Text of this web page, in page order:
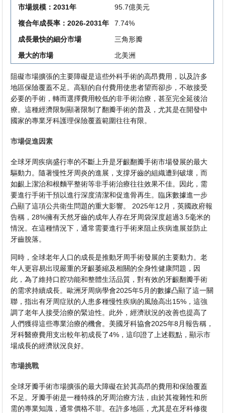
市場規模：2031年
95.7億美元
複合年成長率：2026-2031年
7.74%
成長最快的細分市場
三角形瓣
最大的市場
北美洲
阻礙市場擴張的主要障礙是這些外科手術的高昂費用，以及許多
地區保險覆蓋不足。高額的自付費用使患者望而卻步，不敢接受
必要的手術，轉而選擇費用較低的非手術治療，甚至完全延後治
療。這種經濟限制顯著限制了翻瓣手術的普及，尤其是在開發中
國家的專業牙科護理保險覆蓋範圍往往有限。
市場促進因素
全球牙周疾病盛行率的不斷上升是牙齦翻瓣手術市場發展的最大
驅動力。隨著慢性牙周炎的進展，支撐牙齒的組織遭到破壞，而
如齦上潔治和根麵平整術等非手術治療往往效果不佳。因此，需
要進行手術干預以進行深度清潔和促進骨再生。臨床數據進一步
凸顯了這項公共衛生問題的重大影響。 2025年12月，英國政府報
告​​稱，28%擁有天然牙齒的成年人存在牙周袋深度超過3.5毫米的
情況。在這種情況下，通常需要進行手術來阻止疾病進展並防止
牙齒脫落。
同時，全球老年人口的成長是推動牙周手術發展的主要動力。老
年人更容易出現嚴重的牙齦萎縮及相關的全身性健康問題，因
此，為了維持口腔功能和整體生活品質，對有效的牙齦翻瓣手術
的需求持續成長。歐洲牙周病學會2025年5月的數據凸顯了這一關
聯，指出有牙周症狀的人患多種慢性疾病的風險高出15%，這強
調了老年人接受治療的緊迫性。此外，經濟狀況的改善也提高了
人們獲得這些專業治療的機會。美國牙科協會2025年8月報告稱，
牙科醫療費用支出較年初成長了4%，這印證了上述觀點，顯示市
場成長的經濟狀況良好。
市場挑戰
全球牙瓣手術市場擴張的最大障礙在於其高昂的費用和保險覆蓋
不足。牙瓣手術是一種特殊的牙周治療方法，由於其複雜性和所
需的專業知識，通常價格不菲。在許多地區，尤其是在牙科修復